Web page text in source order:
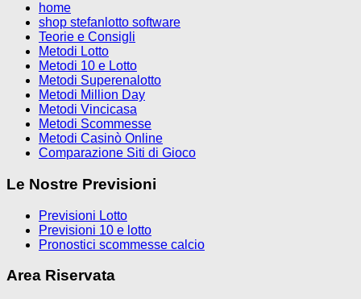
home
shop stefanlotto software
Teorie e Consigli
Metodi Lotto
Metodi 10 e Lotto
Metodi Superenalotto
Metodi Million Day
Metodi Vincicasa
Metodi Scommesse
Metodi Casinò Online
Comparazione Siti di Gioco
Le Nostre Previsioni
Previsioni Lotto
Previsioni 10 e lotto
Pronostici scommesse calcio
Area Riservata